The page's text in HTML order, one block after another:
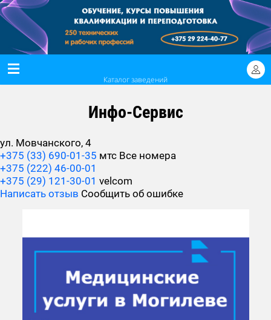
Каталог заведений
Инфо-Сервис
ул. Мовчанского, 4
+375 (33) 690-01-35 мтс Все номера
+375 (222) 46-00-01
+375 (29) 121-30-01 velcom
Написать отзыв Сообщить об ошибке